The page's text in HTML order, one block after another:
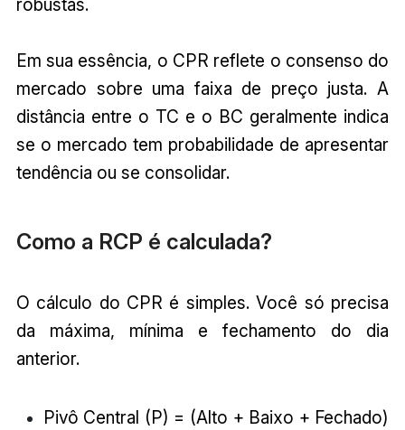
robustas.
Em sua essência, o CPR reflete o consenso do
mercado sobre uma faixa de preço justa. A
distância entre o TC e o BC geralmente indica
se o mercado tem probabilidade de apresentar
tendência ou se consolidar.
Como a RCP é calculada?
O cálculo do CPR é simples. Você só precisa
da máxima, mínima e fechamento do dia
anterior.
Pivô Central (P) = (Alto + Baixo + Fechado)